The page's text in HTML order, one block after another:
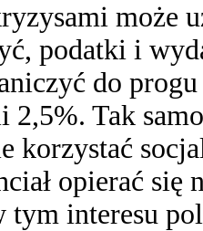
może
podatki i
do
2,5%. Tak
korzystać
opierać
tym interesu